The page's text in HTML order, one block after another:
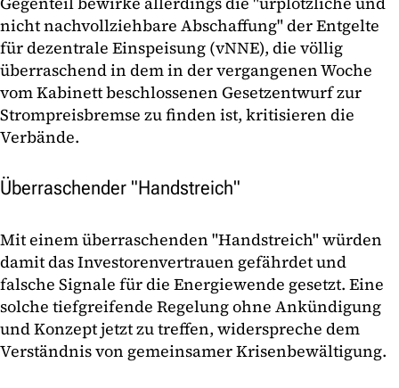
nicht nachvollziehbare Abschaffung" der Entgelte
für dezentrale Einspeisung (vNNE), die völlig
überraschend in dem in der vergangenen Woche
vom Kabinett beschlossenen Gesetzentwurf zur
Strompreisbremse zu finden ist, kritisieren die
Verbände.
Überraschender "Handstreich"
Mit einem überraschenden "Handstreich" würden
damit das Investorenvertrauen gefährdet und
falsche Signale für die Energiewende gesetzt. Eine
solche tiefgreifende Regelung ohne Ankündigung
und Konzept jetzt zu treffen, widerspreche dem
Verständnis von gemeinsamer Krisenbewältigung.